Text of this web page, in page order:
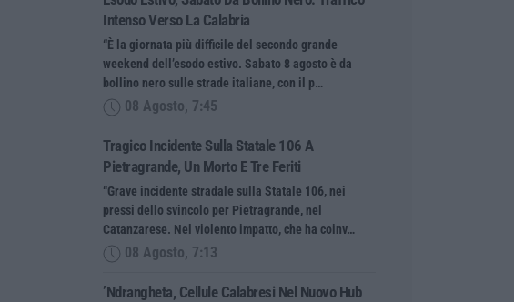
Intenso Verso La Calabria
“È la giornata più difficile del secondo grande
weekend dell’esodo estivo. Sabato 8 agosto è da
bollino nero sulle strade italiane, con il p…
08 Agosto, 7:45
Tragico Incidente Sulla Statale 106 A
Pietragrande, Un Morto E Tre Feriti
“Grave incidente stradale sulla Statale 106, nei
pressi dello svincolo per Pietragrande, nel
Catanzarese. Nel violento impatto, che ha coinv…
08 Agosto, 7:13
’Ndrangheta, Cellule Calabresi Nel Nuovo Hub